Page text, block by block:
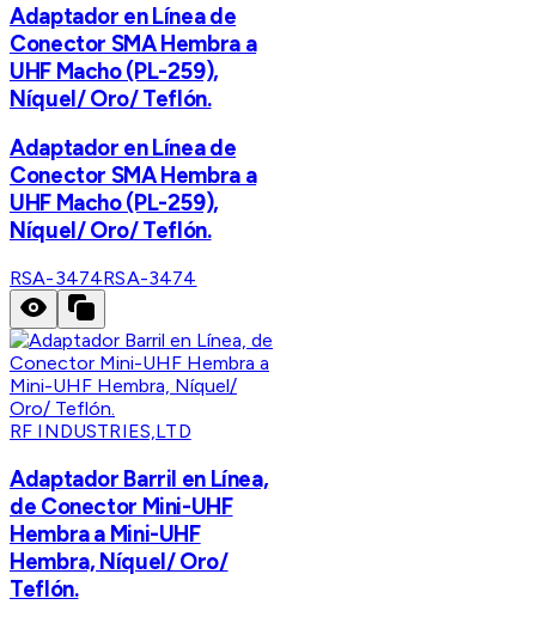
Adaptador en Línea de
Conector SMA Hembra a
UHF Macho (PL-259),
Níquel/ Oro/ Teflón.
Adaptador en Línea de
Conector SMA Hembra a
UHF Macho (PL-259),
Níquel/ Oro/ Teflón.
RSA-3474RSA-3474
RF INDUSTRIES,LTD
Adaptador Barril en Línea,
de Conector Mini-UHF
Hembra a Mini-UHF
Hembra, Níquel/ Oro/
Teflón.